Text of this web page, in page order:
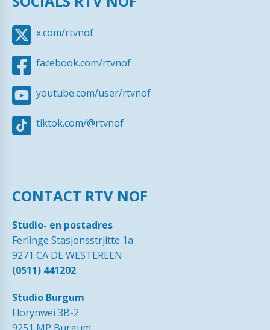
x.com/rtvnof
facebook.com/rtvnof
youtube.com/user/rtvnof
tiktok.com/@rtvnof
CONTACT RTV NOF
Studio- en postadres
Ferlinge Stasjonsstrjitte 1a
9271 CA DE WESTEREEN
(0511) 441202
Studio Burgum
Florynwei 3B-2